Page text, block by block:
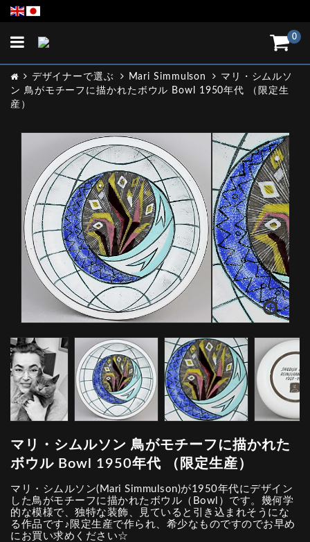
0
Toggle
デザイナーで選ぶ Mari Simmulson
マリ・シムルソ
ン 鳥がモチーフに描かれたボウル Bowl 1950年代 （限定生
産）
マリ・シムルソン 鳥がモチーフに描かれた
ボウル Bowl 1950年代 （限定生産）
マリ・シムルソン(Mari Simmulson)が1950年代にデザイン
した鳥がモチーフに描かれたボウル（Bowl）です。幾何学
的な模様で、独特な装飾、見ていると引き込まれそうにな
る作品です♪限定生産で作られ、希少なものですのでお早め
にお買い求めください☆